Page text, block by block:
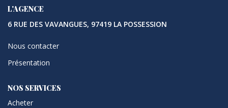
L'AGENCE
6 RUE DES VAVANGUES, 97419 LA POSSESSION
Nous contacter
Présentation
NOS SERVICES
Acheter